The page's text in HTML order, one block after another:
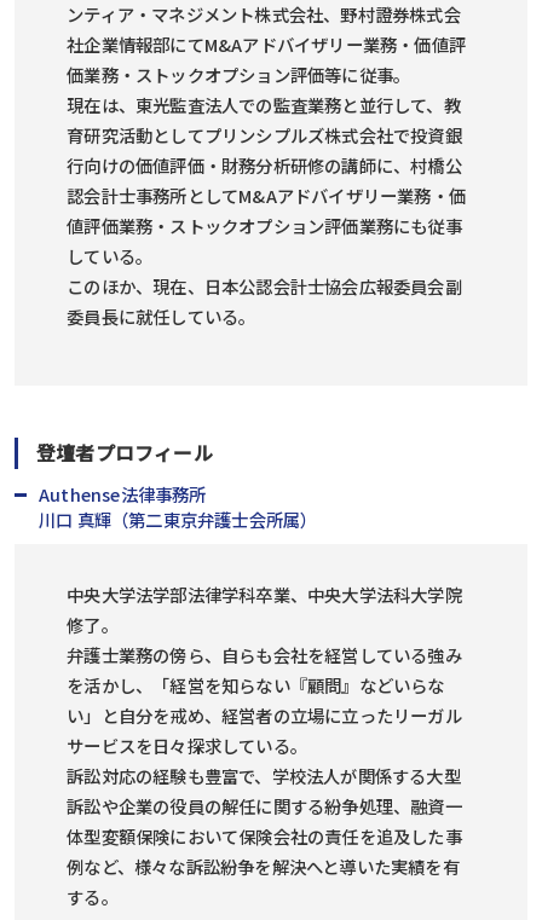
ンティア・マネジメント株式会社、野村證券株式会
社企業情報部にてM&Aアドバイザリー業務・価値評
価業務・ストックオプション評価等に従事。
現在は、東光監査法人での監査業務と並行して、教
育研究活動としてプリンシプルズ株式会社で投資銀
行向けの価値評価・財務分析研修の講師に、村橋公
認会計士事務所としてM&Aアドバイザリー業務・価
値評価業務・ストックオプション評価業務にも従事
している。
このほか、現在、日本公認会計士協会広報委員会副
委員長に就任している。
登壇者プロフィール
Authense法律事務所
川口 真輝（第二東京弁護士会所属）
中央大学法学部法律学科卒業、中央大学法科大学院
修了。
弁護士業務の傍ら、自らも会社を経営している強み
を活かし、「経営を知らない『顧問』などいらな
い」と自分を戒め、経営者の立場に立ったリーガル
サービスを日々探求している。
訴訟対応の経験も豊富で、学校法人が関係する大型
訴訟や企業の役員の解任に関する紛争処理、融資一
体型変額保険において保険会社の責任を追及した事
例など、様々な訴訟紛争を解決へと導いた実績を有
する。